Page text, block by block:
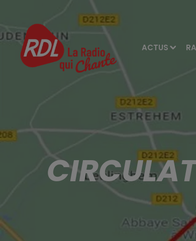
ACTUS